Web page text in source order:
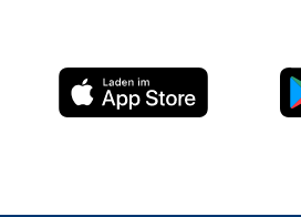
AppStore